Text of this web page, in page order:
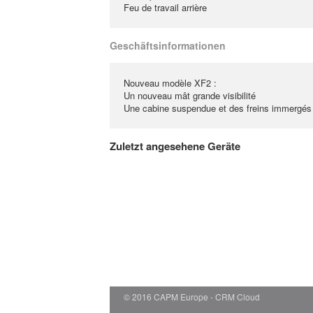
Feu de travail arrière
Geschäftsinformationen
Nouveau modèle XF2 :
Un nouveau mât grande visibilité
Une cabine suspendue et des freins immergés
Zuletzt angesehene Geräte
© 2016 CAPM Europe CRM Cloud